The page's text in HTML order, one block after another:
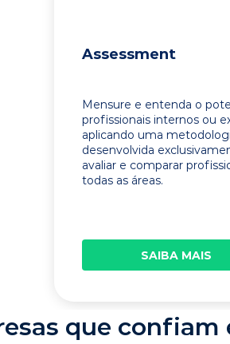
Assessment
Mensure e entenda o
profissionais internos ou
aplicando uma
desenvolvida
avaliar e comparar
todas as áreas.
SAIBA MAIS
que confiam